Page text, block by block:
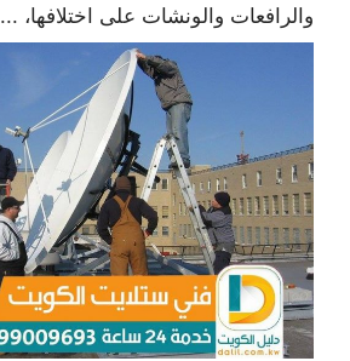
والرافعات والونشات على اختلافها، ...